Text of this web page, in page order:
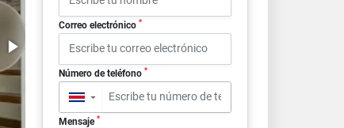
Correo electrónico *
Número de teléfono *
▼
Mensaje *